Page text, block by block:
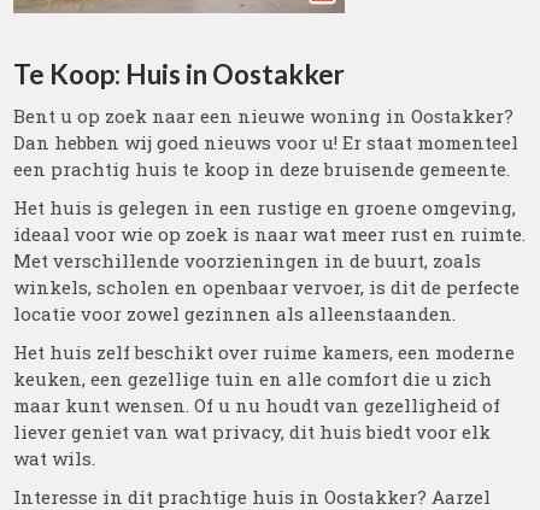
Te Koop: Huis in Oostakker
Bent u op zoek naar een nieuwe woning in Oostakker?
Dan hebben wij goed nieuws voor u! Er staat momenteel
een prachtig huis te koop in deze bruisende gemeente.
Het huis is gelegen in een rustige en groene omgeving,
ideaal voor wie op zoek is naar wat meer rust en ruimte.
Met verschillende voorzieningen in de buurt, zoals
winkels, scholen en openbaar vervoer, is dit de perfecte
locatie voor zowel gezinnen als alleenstaanden.
Het huis zelf beschikt over ruime kamers, een moderne
keuken, een gezellige tuin en alle comfort die u zich
maar kunt wensen. Of u nu houdt van gezelligheid of
liever geniet van wat privacy, dit huis biedt voor elk
wat wils.
Interesse in dit prachtige huis in Oostakker? Aarzel